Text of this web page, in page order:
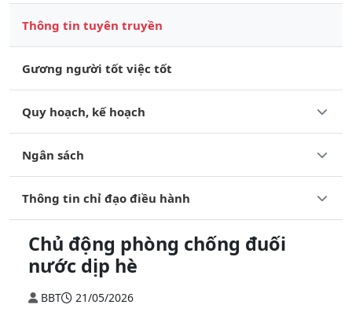
Thông tin tuyên truyền
Gương người tốt việc tốt
Quy hoạch, kế hoạch
Ngân sách
Thông tin chỉ đạo điều hành
Chủ động phòng chống đuối
nước dịp hè
BBT
21/05/2026